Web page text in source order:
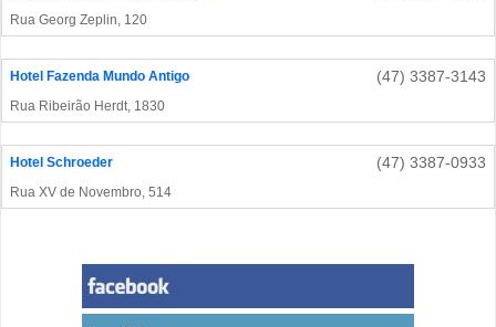
Rua Georg Zeplin, 120
Hotel Fazenda Mundo Antigo (47) 3387-3143
Rua Ribeirão Herdt, 1830
Hotel Schroeder (47) 3387-0933
Rua XV de Novembro, 514